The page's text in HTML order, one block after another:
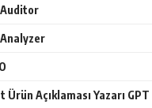
Ürün Açıklaması Yazarı GPT